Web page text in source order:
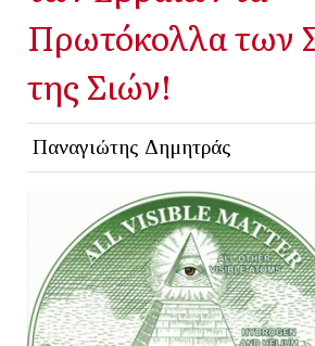
Πρωτόκολλα των
της Σιών!
Παναγιώτης Δημητράς